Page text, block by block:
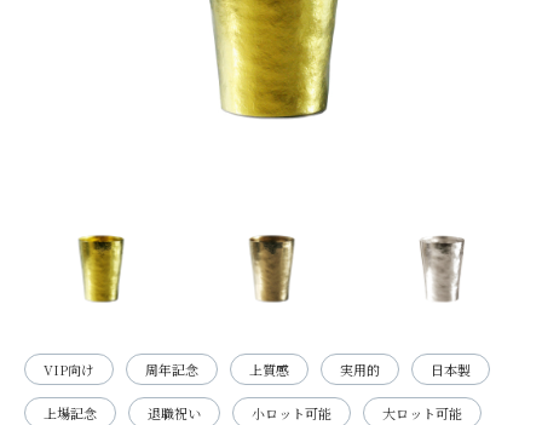
VIP向け 周年記念 上質感 実用的 日本製
上場記念 退職祝い 小ロット可能 大ロット可能